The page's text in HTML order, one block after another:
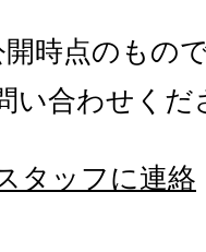
時点のもの
い合わせくだ
タッフに連絡